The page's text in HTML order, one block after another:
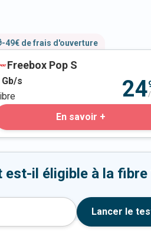
49€ de frais d'ouverture
Freebox Pop S
Gb/s
24
En savoir +
est-il éligible à la fibre
Lancer le